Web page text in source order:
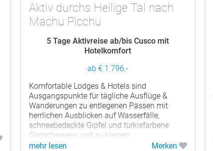
Aktiv durchs Heilige Tal nach
Machu Picchu
5 Tage Aktivreise ab/bis Cusco mit
Hotelkomfort
ab € 1.796,-
Komfortable Lodges & Hotels sind
Ausgangspunkte für tägliche Ausflüge &
Wanderungen zu entlegenen Pässen mit
herrlichen Ausblicken auf Wasserfälle,
schneebedeckte Gipfel und türkisfarbene
Gletscherseen und zu kleinen
Hochlanddörfern,...
mehr lesen Merken